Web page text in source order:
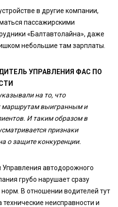
в другие компании,
пассажирскими
«Балтавтолайна», даже
небольшие там зарплаты.
УПРАВЛЕНИЯ ФАС ПО
на то, что
маршрутам выигранным и
И таким образом в
признаки
о защите конкуренции.
автодорожного
грубо нарушает сразу
В отношении водителей тут
неисправности и